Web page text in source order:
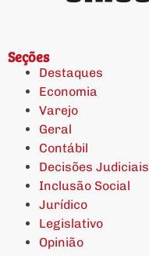
Seções
Destaques
Economia
Varejo
Geral
Contábil
Decisões Judiciais
Inclusão Social
Jurídico
Legislativo
Opinião